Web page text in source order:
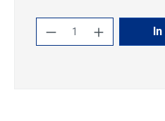
Produkt Anzahl: